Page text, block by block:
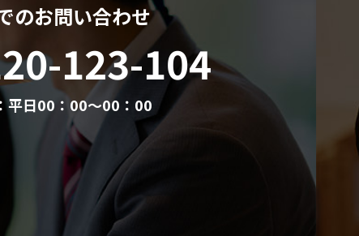
のお問い合わせ
123-104
平日00：00～00：00